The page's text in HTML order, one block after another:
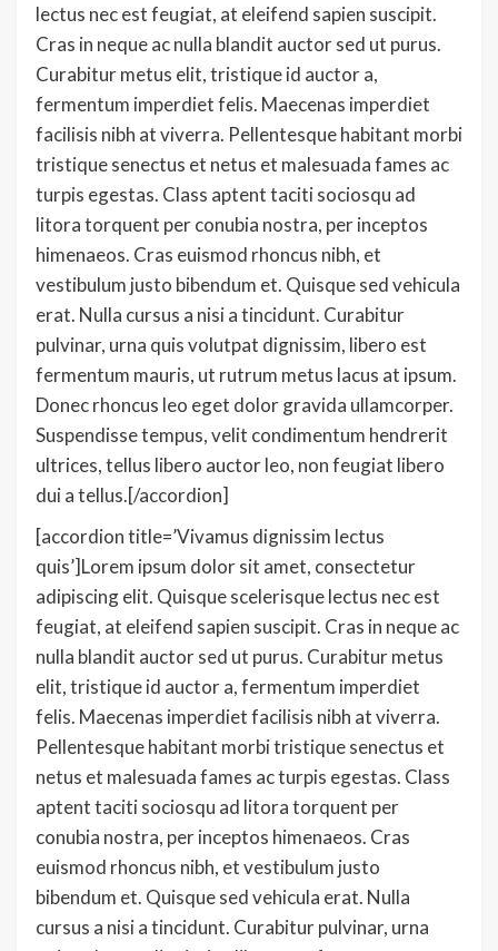
lectus nec est feugiat, at eleifend sapien suscipit.
Cras in neque ac nulla blandit auctor sed ut purus.
Curabitur metus elit, tristique id auctor a,
fermentum imperdiet felis. Maecenas imperdiet
facilisis nibh at viverra. Pellentesque habitant morbi
tristique senectus et netus et malesuada fames ac
turpis egestas. Class aptent taciti sociosqu ad
litora torquent per conubia nostra, per inceptos
himenaeos. Cras euismod rhoncus nibh, et
vestibulum justo bibendum et. Quisque sed vehicula
erat. Nulla cursus a nisi a tincidunt. Curabitur
pulvinar, urna quis volutpat dignissim, libero est
fermentum mauris, ut rutrum metus lacus at ipsum.
Donec rhoncus leo eget dolor gravida ullamcorper.
Suspendisse tempus, velit condimentum hendrerit
ultrices, tellus libero auctor leo, non feugiat libero
dui a tellus.[/accordion]
[accordion title=’Vivamus dignissim lectus
quis’]Lorem ipsum dolor sit amet, consectetur
adipiscing elit. Quisque scelerisque lectus nec est
feugiat, at eleifend sapien suscipit. Cras in neque ac
nulla blandit auctor sed ut purus. Curabitur metus
elit, tristique id auctor a, fermentum imperdiet
felis. Maecenas imperdiet facilisis nibh at viverra.
Pellentesque habitant morbi tristique senectus et
netus et malesuada fames ac turpis egestas. Class
aptent taciti sociosqu ad litora torquent per
conubia nostra, per inceptos himenaeos. Cras
euismod rhoncus nibh, et vestibulum justo
bibendum et. Quisque sed vehicula erat. Nulla
cursus a nisi a tincidunt. Curabitur pulvinar, urna